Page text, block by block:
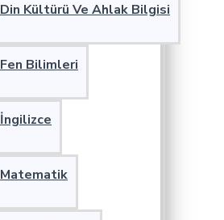
Din Kültürü Ve Ahlak Bilgisi
Fen Bilimleri
İngilizce
Matematik